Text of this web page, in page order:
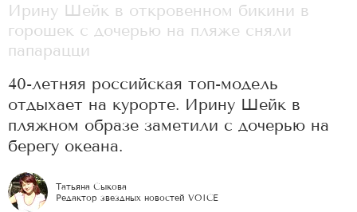
Ирину Шейк в откровенном бикини в
горошек с дочерью на пляже сняли
папарацци
40-летняя российская топ-модель
отдыхает на курорте. Ирину Шейк в
пляжном образе заметили с дочерью на
берегу океана.
Татьяна Сыкова
Редактор звездных новостей VOICE